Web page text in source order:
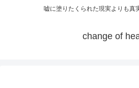
嘘に塗りたくられた現実よりも真
change of